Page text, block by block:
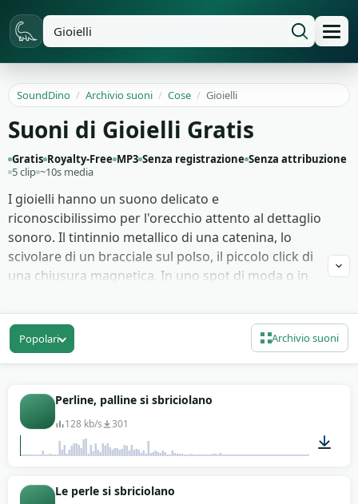
SoundDino / Archivio suoni / Cose / Gioielli
Suoni di Gioielli Gratis
Gratis Royalty-Free MP3 Senza registrazione Senza attribuzione
5 clip ~10s media
I gioielli hanno un suono delicato e
riconoscibilissimo per l'orecchio attento al dettaglio
sonoro. Il tintinnio metallico di una catenina, lo
scivolare di un bracciale sul polso, il piccolo click di
una chiusura magnetica. In uno spot di moda o in
l'inquadratura più di un primo piano forzato. La
voce non può dare quella stessa eleganza minuta e
silenziosa che il foley costruisce in pochi secondi.
tra oro, argento e pietre preziose. Puoi alternarle a
un foley più ampio per costruire l'intera vestizione
di un personaggio di rilievo. Le tracce sono gratis in
MP3, senza copyright, comode per editorial
Scarica le clip dalla pagina.
Popolari Archivio suoni
Perline, palline si sbriciolano
128 kb/s 301
Le perle si sbriciolano